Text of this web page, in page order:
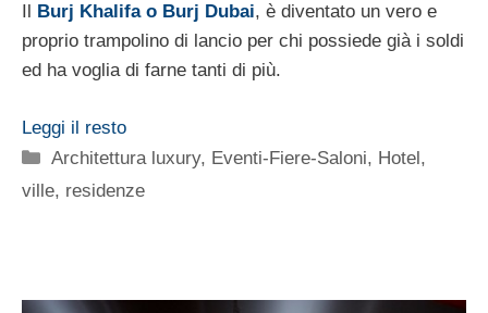
Il Burj Khalifa o Burj Dubai, è diventato un vero e
proprio trampolino di lancio per chi possiede già i soldi
ed ha voglia di farne tanti di più.
Leggi il resto
Categorie
Architettura luxury, Eventi-Fiere-Saloni, Hotel,
ville, residenze